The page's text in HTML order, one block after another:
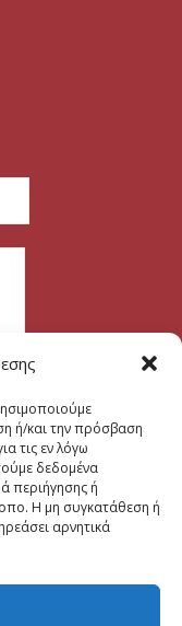
ή/και την πρόσβαση
τις εν λόγω
δεδομένα
περιήγησης ή
Η μη συγκατάθεση ή
αρνητικά